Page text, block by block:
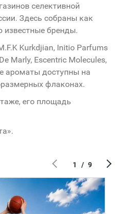
селективной
Здесь собраны как
известные бренды.
Kurkdjian, Initio Parfums
Marly, Escentric Molecules,
ароматы доступны на
флаконах.
его площадь
1 / 9